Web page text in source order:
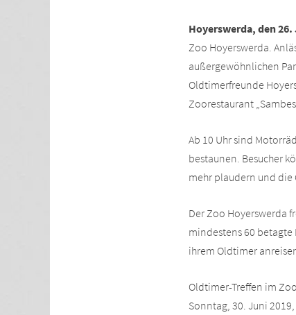
Hoyerswerda, den 26.
Zoo Hoyerswerda.
außergewöhnlichen
Oldtimerfreunde
Zoorestaurant
Ab 10 Uhr sind
bestaunen. Besucher
mehr plaudern und die
Der Zoo Hoyerswerda
mindestens 60 betagte
ihrem Oldtimer
Oldtimer-Treffen im
Sonntag, 30. Juni